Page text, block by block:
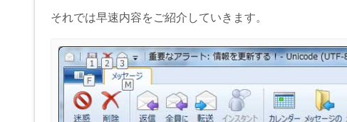
それでは早速内容をご紹介していきます。